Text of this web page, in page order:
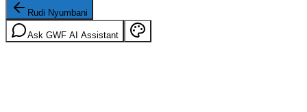
Rudi Nyumbani
Ask GWF AI Assistant